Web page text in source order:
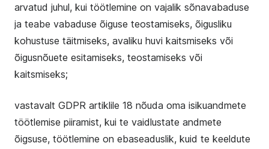
arvatud juhul, kui töötlemine on vajalik sõnavabaduse
ja teabe vabaduse õiguse teostamiseks, õigusliku
kohustuse täitmiseks, avaliku huvi kaitsmiseks või
õigusnõuete esitamiseks, teostamiseks või
kaitsmiseks;
vastavalt GDPR artiklile 18 nõuda oma isikuandmete
töötlemise piiramist, kui te vaidlustate andmete
õigsuse, töötlemine on ebaseaduslik, kuid te keeldute